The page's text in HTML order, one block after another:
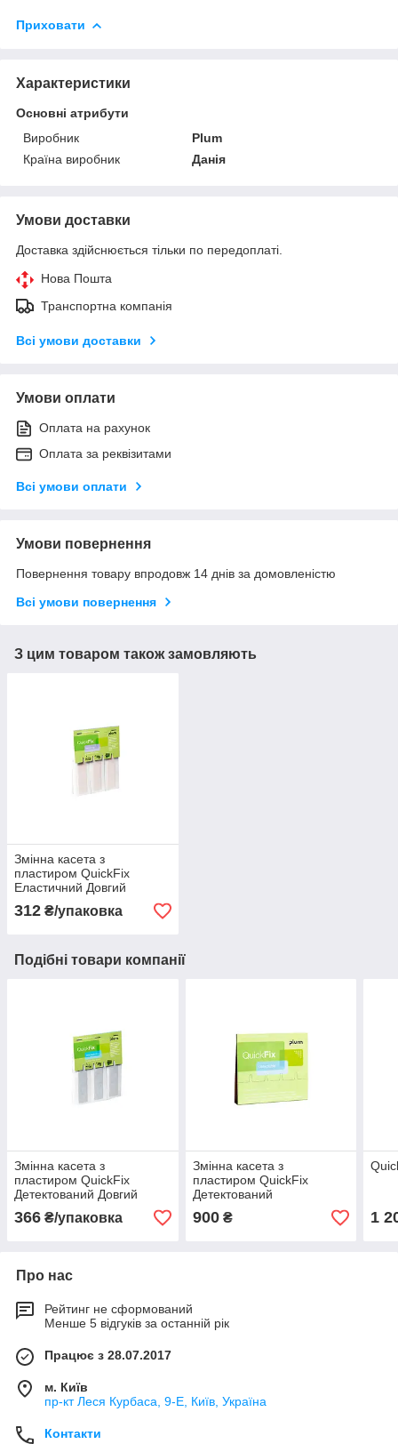
Приховати
Характеристики
Основні атрибути
Виробник
Plum
Країна виробник
Данія
Умови доставки
Доставка здійснюється тільки по передоплаті.
Нова Пошта
Транспортна компанія
Всі умови доставки
Умови оплати
Оплата на рахунок
Оплата за реквізитами
Всі умови оплати
Умови повернення
Повернення товару впродовж 14 днів за домовленістю
Всі умови повернення
З цим товаром також замовляють
Змінна касета з
пластиром QuickFix
Еластичний Довгий
312 ₴/упаковка
Подібні товари компанії
Змінна касета з
пластиром QuickFix
Детектований Довгий
366 ₴/упаковка
Змінна касета з
пластиром QuickFix
Детектований
900₴ 1
Про нас
Рейтинг не сформований
Менше 5 відгуків за останній рік
Працює з 28.07.2017
м. Київ
пр-кт Леся Курбаса, 9-Е, Київ, Україна
Контакти